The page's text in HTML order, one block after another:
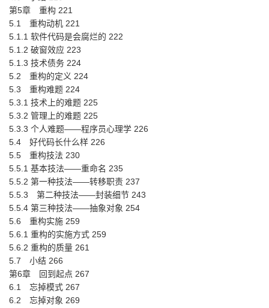
第5章 重构 221
5.1 重构动机 221
5.1.1 软件代码是会腐烂的 222
5.1.2 破窗效应 223
5.1.3 技术债务 224
5.2 重构的定义 224
5.3 重构难题 224
5.3.1 技术上的难题 225
5.3.2 管理上的难题 225
5.3.3 个人难题——程序员心理学 226
5.4 好代码长什么样 226
5.5 重构技法 230
5.5.1 基本技法——重命名 235
5.5.2 第一种技法——转移职责 237
5.5.3 第二种技法——封装细节 243
5.5.4 第三种技法——抽象对象 254
5.6 重构实施 259
5.6.1 重构的实施方式 259
5.6.2 重构的质量 261
5.7 小结 266
第6章 回到起点 267
6.1 忘掉模式 267
6.2 忘掉对象 269